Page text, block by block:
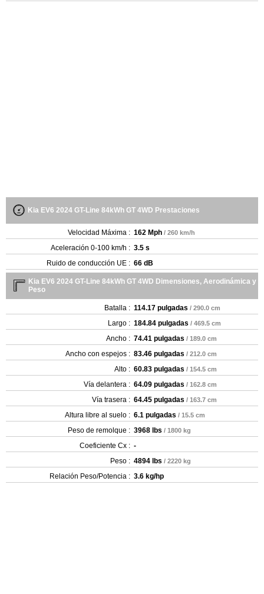
Kia EV6 2024 GT-Line 84kWh GT 4WD Prestaciones
Velocidad Máxima : 162 Mph / 260 km/h
Aceleración 0-100 km/h : 3.5 s
Ruido de conducción UE : 66 dB
Kia EV6 2024 GT-Line 84kWh GT 4WD Dimensiones, Aerodinámica y
Peso
Batalla : 114.17 pulgadas / 290.0 cm
Largo : 184.84 pulgadas / 469.5 cm
Ancho : 74.41 pulgadas / 189.0 cm
Ancho con espejos : 83.46 pulgadas / 212.0 cm
Alto : 60.83 pulgadas / 154.5 cm
Vía delantera : 64.09 pulgadas / 162.8 cm
Vía trasera : 64.45 pulgadas / 163.7 cm
Altura libre al suelo : 6.1 pulgadas / 15.5 cm
Peso de remolque : 3968 lbs / 1800 kg
Coeficiente Cx : -
Peso : 4894 lbs / 2220 kg
Relación Peso/Potencia : 3.6 kg/hp